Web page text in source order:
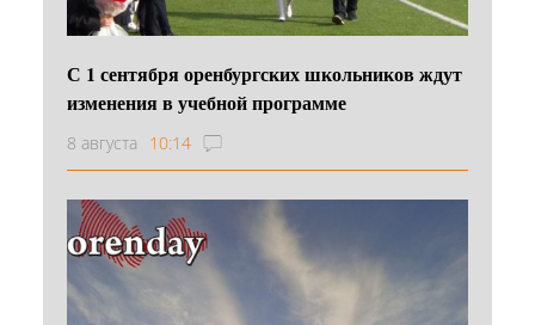
С 1 сентября оренбургских школьников ждут
изменения в учебной программе
8 августа 10:14